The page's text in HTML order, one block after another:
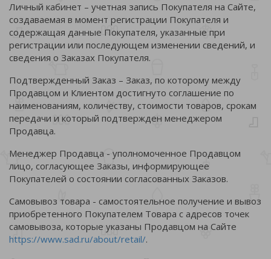
Личный кабинет – учетная запись Покупателя на Сайте,
создаваемая в момент регистрации Покупателя и
содержащая данные Покупателя, указанные при
регистрации или последующем изменении сведений, и
сведения о Заказах Покупателя.
Подтвержденный Заказ – Заказ, по которому между
Продавцом и Клиентом достигнуто соглашение по
наименованиям, количеству, стоимости товаров, срокам
передачи и который подтвержден менеджером
Продавца.
Менеджер Продавца - уполномоченное Продавцом
лицо, согласующее Заказы, информирующее
Покупателей о состоянии согласованных Заказов.
Самовывоз товара - самостоятельное получение и вывоз
приобретенного Покупателем Товара с адресов точек
самовывоза, которые указаны Продавцом на Сайте
https://www.sad.ru/about/retail/.